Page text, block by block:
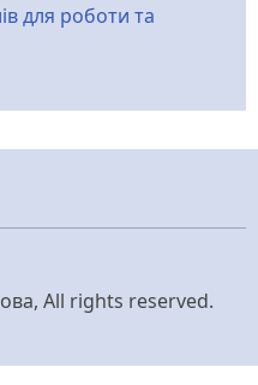
для роботи та
All rights reserved.